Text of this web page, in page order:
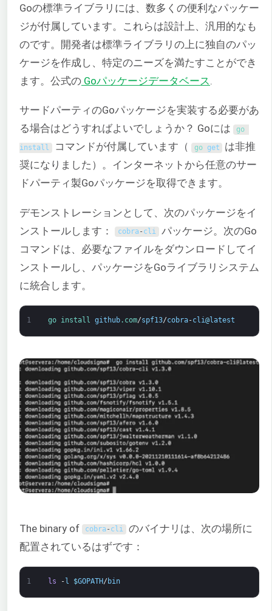
Goの標準ライブラリには、数多くの便利なパッケー
ジが付属しています。これらは設計上、汎用的なも
のです。開発者は標準ライブラリの上に独自のパッ
ケージを作成し、特定のニーズを満たすことができ
ます。公式の Goパッケージデータベース
サードパーティのGoパッケージを実装する必要があ
る場合はどうすればよいでしょうか？ Goには
go
install コマンドが付属しています（ go get
は非推
奨になりました）。インターネットから任意のサー
ドパーティ製Goパッケージを取得できます。
デモンストレーションとして、次のパッケージをイ
ンストールします：
cobra - cli パッケージ。次のGo
コマンドは、必要なファイルをダウンロードしてイ
ンストールし、パッケージをGoライブラリシステム
に統合します。
1 go install github.com/spf13/cobra-cli@latest
The binary of cobra - cli のバイナリは、次の場所に
配置されているはずです：
1 ls - l $GOPATH/ bin